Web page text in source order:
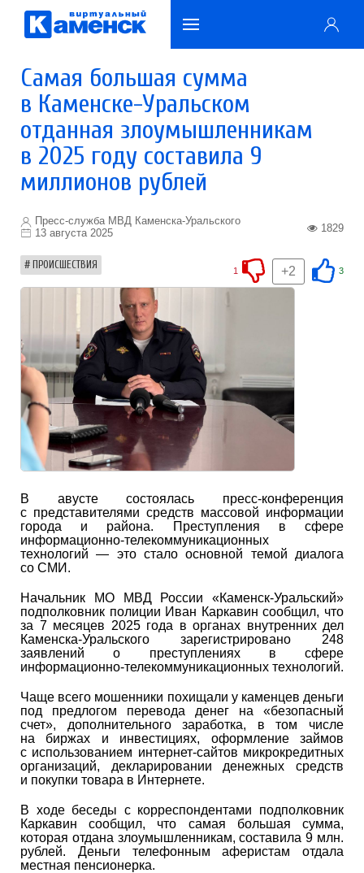
Самая большая сумма
в Каменске-Уральском
отданная злоумышленникам
в 2025 году составила 9
миллионов рублей
Пресс-служба МВД Каменска-Уральского
13 августа 2025
1829
ПРОИСШЕСТВИЯ 3
+2
1
В авусте состоялась пресс-конференция
с представителями средств массовой информации
города и района. Преступления в сфере
информационно-телекоммуникационных
технологий — это стало основной темой диалога
со СМИ.
Начальник МО МВД России «Каменск-Уральский»
подполковник полиции Иван Каркавин сообщил, что
за 7 месяцев 2025 года в органах внутренних дел
Каменска-Уральского зарегистрировано 248
заявлений о преступлениях в сфере
информационно-телекоммуникационных технологий.
Чаще всего мошенники похищали у каменцев деньги
под предлогом перевода денег на «безопасный
счет», дополнительного заработка, в том числе
на биржах и инвестициях, оформление займов
с использованием интернет-сайтов микрокредитных
организаций, декларировании денежных средств
и покупки товара в Интернете.
В ходе беседы с корреспондентами подполковник
Каркавин сообщил, что самая большая сумма,
которая отдана злоумышленникам, составила 9 млн.
рублей. Деньги телефонным аферистам отдала
местная пенсионерка.